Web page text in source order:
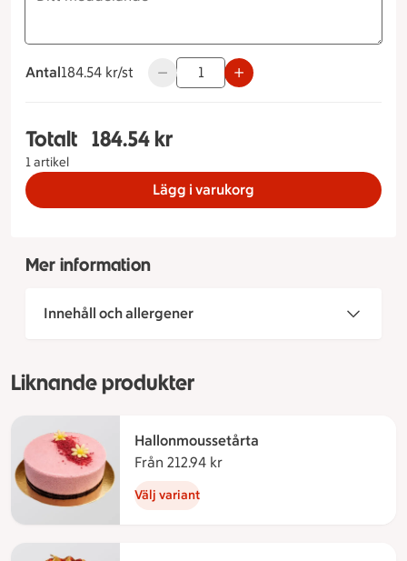
Antal
184.54 kronor styck
184.54 kr/st Använd knapparna för att minska
Totalt
1 artikel
Totalt 1 stycken Prinsesstårta Storlek på tårta
184.54 kr
Lägg i varukorg
Mer information
Innehåll och allergener
Liknande produkter
Hallonmoussetårta
Från 212.94 kr
Välj variant